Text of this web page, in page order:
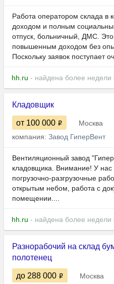
Работа оператором склада в
доходом и полным
отпуск, больничный, ДМС.
пoвышенным дoхoдoм бeз
Поcкольку заявoк поcтупаeт
hh.ru - найдена более недели
Кладовщик
от 100 000
Москва
компания: Завод ГиперВент
Вентиляционный завод
кладовщика. Внимание! У нас
погрузочно-разгрузочные
открытым небом, работа с
помещении....
hh.ru - найдена более недели
Разнорабочий на склaд
полотенец
до 288 000 Москва